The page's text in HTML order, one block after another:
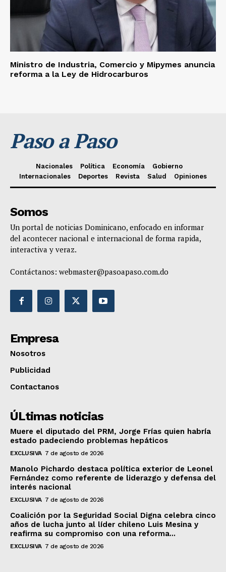
Ministro de Industria, Comercio y Mipymes anuncia
reforma a la Ley de Hidrocarburos
Paso a Paso
Nacionales Política Economía
Gobierno
Internacionales
Deportes Revista Salud Opiniones
Somos
Un portal de noticias Dominicano, enfocado en informar
del acontecer nacional e internacional de forma rapida,
interactiva y veraz.
Contáctanos: webmaster@pasoapaso.com.do
Empresa
Nosotros
Publicidad
Contactanos
ÚLtimas noticias
Muere el diputado del PRM, Jorge Frías quien habría
estado padeciendo problemas hepáticos
EXCLUSIVA 7 de agosto de 2026
Manolo Pichardo destaca política exterior de Leonel
Fernández como referente de liderazgo y defensa del
interés nacional
EXCLUSIVA 7 de agosto de 2026
Coalición por la Seguridad Social Digna celebra cinco
años de lucha junto al líder chileno Luis Mesina y
reafirma su compromiso con una reforma...
EXCLUSIVA 7 de agosto de 2026